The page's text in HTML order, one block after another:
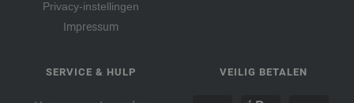
Privacy-instellingen
Impressum
SERVICE & HULP VEILIG BETALEN